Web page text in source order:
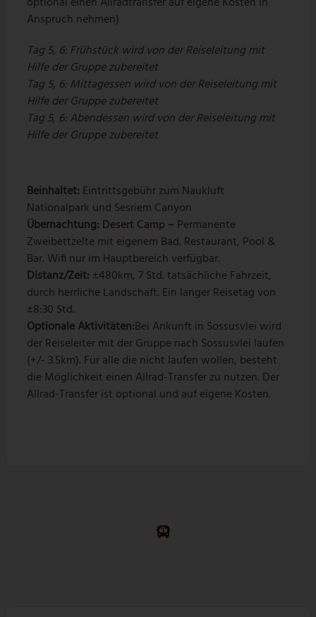
Anspruch nehmen)
Tag 5, 6: Frühstück wird von der Reiseleitung mit
Hilfe der Gruppe zubereitet
Tag 5, 6: Mittagessen wird von der Reiseleitung mit
Hilfe der Gruppe zubereitet
Tag 5, 6: Abendessen wird von der Reiseleitung mit
Hilfe der Gruppe zubereitet
Beinhaltet: Eintrittsgebühr zum Naukluft
Nationalpark und Sesriem Canyon
Übernachtung: Desert Camp – Permanente
Zweibettzelte mit eigenem Bad. Restaurant, Pool &
Bar. Wifi nur im Hauptbereich verfügbar.
Distanz/Zeit: ±480km, 7 Std. tatsächliche Fahrzeit,
durch herrliche Landschaft. Ein langer Reisetag von
±8:30 Std.
Optionale Aktivitäten:Bei Ankunft in Sossusvlei wird
der Reiseleiter mit der Gruppe nach Sossusvlei laufen
(+/- 3.5km). Für alle die nicht laufen wollen, besteht
die Möglichkeit einen Allrad-Transfer zu nutzen. Der
Allrad-Transfer ist optional und auf eigene Kosten.